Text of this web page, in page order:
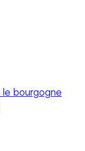
le bourgogne